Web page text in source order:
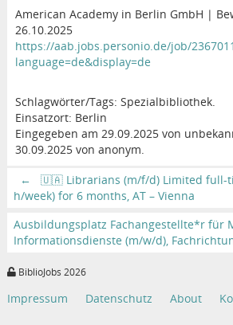
American Academy in Berlin GmbH |
26.10.2025
https://aab.jobs.personio.de/job/
language=de&display=de
Schlagwörter/Tags: Spezialbibliothek.
Einsatzort: Berlin
Eingegeben am 29.09.2025 von
30.09.2025 von anonym.
←
🇺🇦 Librarians (m/f/d) Limited full-
h/week) for 6 months, AT – Vienna
Ausbildungsplatz Fachangestellte*r für
Informationsdienste (m/w/d),
BiblioJobs 2026
Impressum Datenschutz About